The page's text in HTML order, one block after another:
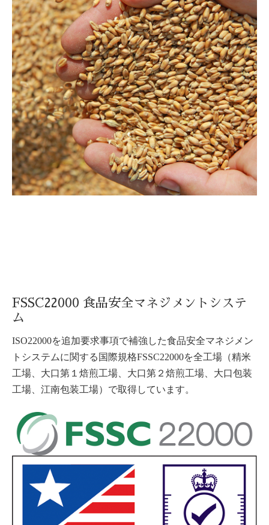
FSSC22000 食品安全マネジメントシステ
ム
ISO22000を追加要求事項で補強した食品安全マネジメン
トシステムに関する国際規格FSSC22000を全工場（精米
工場、大口第１焙煎工場、大口第２焙煎工場、大口包装
工場、江南包装工場）で取得しています。